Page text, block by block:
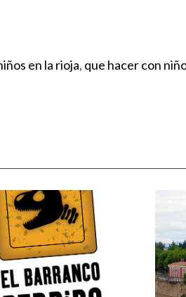
en la rioja, que hacer con